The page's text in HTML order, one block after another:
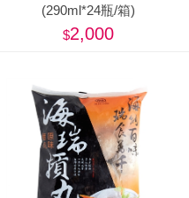
(290ml*24瓶/箱)
2,000